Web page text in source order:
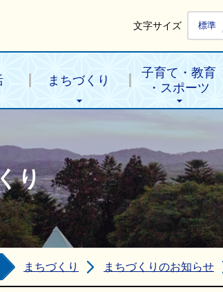
文字サイズ 標準
まちづくり
子育て・教育
・スポーツ
り
まちづくり まちづくりのお知らせ